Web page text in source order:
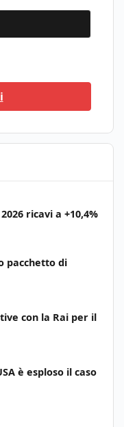
ricavi a +10,4%
pacchetto di
con la Rai per il
è esploso il caso